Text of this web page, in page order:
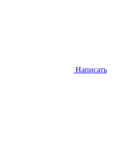
Написать